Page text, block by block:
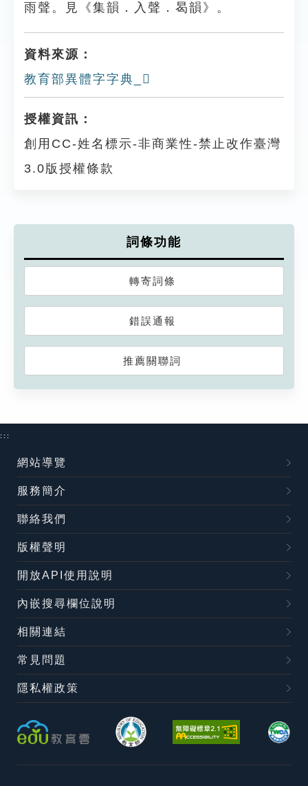
雨聲。見《集韻．入聲．曷韻》。
資料來源：
教育部異體字字典_𤄔
授權資訊：
創用CC-姓名標示-非商業性-禁止改作臺灣
3.0版授權條款
詞條功能
轉寄詞條
錯誤通報
推薦關聯詞
:::
網站導覽
服務簡介
聯絡我們
版權聲明
開放API使用說明
內嵌搜尋欄位說明
相關連結
常見問題
隱私權政策